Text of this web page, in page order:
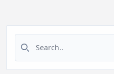
Search for: